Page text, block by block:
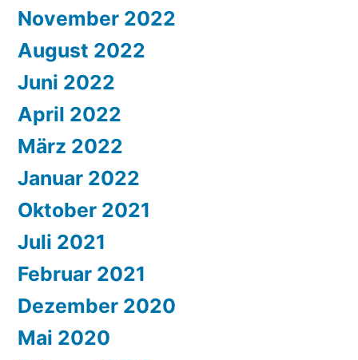
November 2022
August 2022
Juni 2022
April 2022
März 2022
Januar 2022
Oktober 2021
Juli 2021
Februar 2021
Dezember 2020
Mai 2020